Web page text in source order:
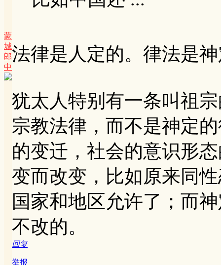
蒙
城
郎
中
法律是人定的。律法是
犹太人特别有一条叫祖
宗教法律，而不是神定
的变迁，社会的意识形
变而改变，比如原来同
国家和地区允许了；而
不改的。
回复
举报